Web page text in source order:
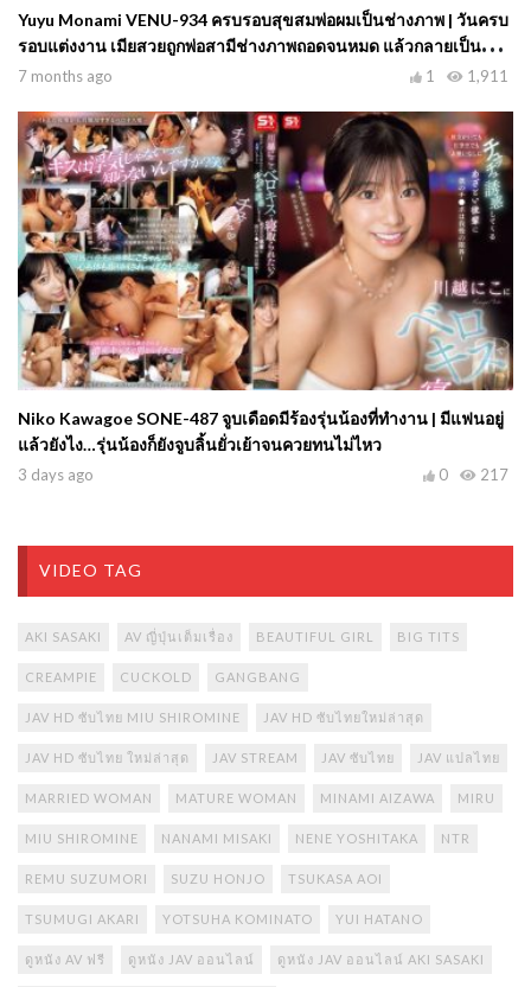
Yuyu Monami VENU-934 ครบรอบสุขสมพ่อผมเป็นช่างภาพ | วันครบ
รอบแต่งงาน เมียสวยถูกพ่อสามีช่างภาพถอดจนหมด แล้วกลายเป็นนู้ด
โมเดลให้ถ่ายแบบส่วนตัว…
7 months ago 1,911
1
Niko Kawagoe SONE-487 จูบเดือดมีร้องรุ่นน้องที่ทำงาน | มีแฟนอยู่
แล้วยังไง…รุ่นน้องก็ยังจูบลิ้นยั่วเย้าจนควยทนไม่ไหว
3 days ago 217
0
VIDEO TAG
AKI SASAKI AV ญี่ปุ่นเต็มเรื่อง BEAUTIFUL GIRL BIG TITS
CREAMPIE CUCKOLD GANGBANG
JAV HD ซับไทย MIU SHIROMINE JAV HD ซับไทยใหม่ล่าสุด
JAV HD ซับไทย ใหม่ล่าสุด JAV STREAM JAV ซับไทย JAV แปลไทย
MARRIED WOMAN MATURE WOMAN MINAMI AIZAWA MIRU
MIU SHIROMINE NANAMI MISAKI NENE YOSHITAKA NTR
REMU SUZUMORI SUZU HONJO TSUKASA AOI
TSUMUGI AKARI YOTSUHA KOMINATO YUI HATANO
ดูหนัง AV ฟรี ดูหนัง JAV ออนไลน์ ดูหนัง JAV ออนไลน์ AKI SASAKI